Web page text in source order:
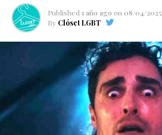
Published 1 año ago on 08/04/2025
By Clóset LGBT